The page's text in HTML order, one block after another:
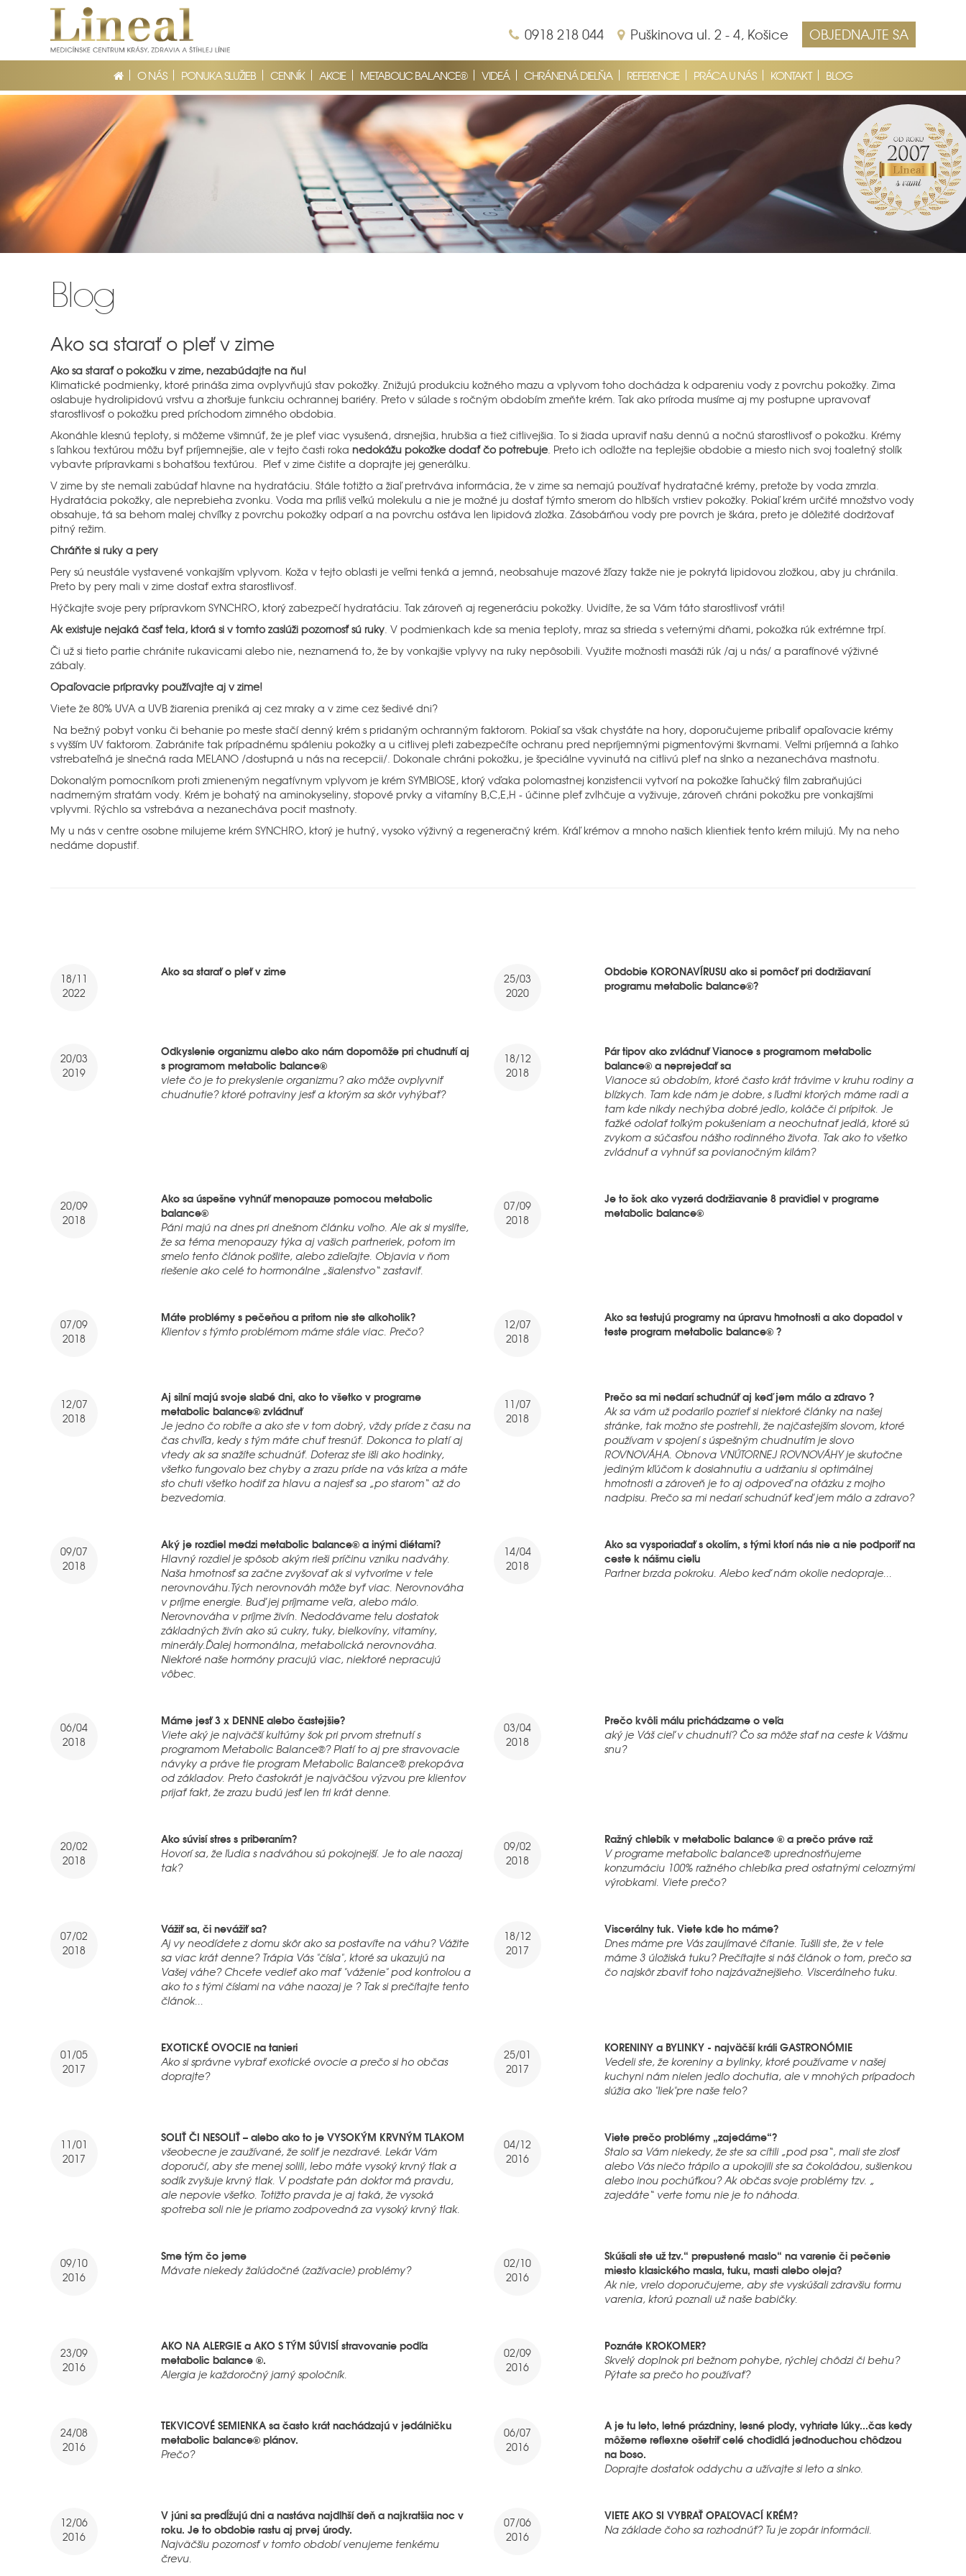
0918 218 044 Puškinova ul. 2 - 4, Košice OBJEDNAJTE SA
O NÁS PONUKA SLUŽIEB CENNÍK AKCIE METABOLIC BALANCE® VIDEÁ CHRÁNENÁ DIELŇA REFERENCIE PRÁCA U NÁS KONTAKT BLOG
Blog
Ako sa starať o pleť v zime
Ako sa starať o pokožku v zime, nezabúdajte na ňu!
Klimatické podmienky, ktoré prináša zima ovplyvňujú stav pokožky. Znižujú produkciu kožného mazu a vplyvom toho dochádza k odpareniu vody z povrchu pokožky. Zima
oslabuje hydrolipidovú vrstvu a zhoršuje funkciu ochrannej bariéry. Preto v súlade s ročným obdobím zmeňte krém. Tak ako príroda musíme aj my postupne upravovať
starostlivosť o pokožku pred príchodom zimného obdobia.
Akonáhle klesnú teploty, si môžeme všimnúť, že je pleť viac vysušená, drsnejšia, hrubšia a tiež citlivejšia. To si žiada upraviť našu dennú a nočnú starostlivosť o pokožku. Krémy
s ľahkou textúrou môžu byť príjemnejšie, ale v tejto časti roka nedokážu pokožke dodať čo potrebuje. Preto ich odložte na teplejšie obdobie a miesto nich svoj toaletný stolík
vybavte prípravkami s bohatšou textúrou. Pleť v zime čistite a doprajte jej generálku.
V zime by ste nemali zabúdať hlavne na hydratáciu. Stále totižto a žiaľ pretrváva informácia, že v zime sa nemajú používať hydratačné krémy, pretože by voda zmrzla.
Hydratácia pokožky, ale neprebieha zvonku. Voda ma príliš veľkú molekulu a nie je možné ju dostať týmto smerom do hlbších vrstiev pokožky. Pokiaľ krém určité množstvo vody
obsahuje, tá sa behom malej chvíľky z povrchu pokožky odparí a na povrchu ostáva len lipidová zložka. Zásobárňou vody pre povrch je škára, preto je dôležité dodržovať
pitný režim.
Chráňte si ruky a pery
Pery sú neustále vystavené vonkajším vplyvom. Koža v tejto oblasti je veľmi tenká a jemná, neobsahuje mazové žľazy takže nie je pokrytá lipidovou zložkou, aby ju chránila.
Preto by pery mali v zime dostať extra starostlivosť.
Hýčkajte svoje pery prípravkom SYNCHRO, ktorý zabezpečí hydratáciu. Tak zároveň aj regeneráciu pokožky. Uvidíte, že sa Vám táto starostlivosť vráti!
Ak existuje nejaká časť tela, ktorá si v tomto zaslúži pozornosť sú ruky. V podmienkach kde sa menia teploty, mraz sa strieda s veternými dňami, pokožka rúk extrémne trpí.
Či už si tieto partie chránite rukavicami alebo nie, neznamená to, že by vonkajšie vplyvy na ruky nepôsobili. Využite možnosti masáži rúk /aj u nás/ a parafínové výživné
zábaly.
Opaľovacie prípravky používajte aj v zime!
Viete že 80% UVA a UVB žiarenia preniká aj cez mraky a v zime cez šedivé dni?
Na bežný pobyt vonku či behanie po meste stačí denný krém s pridaným ochranným faktorom. Pokiaľ sa však chystáte na hory, doporučujeme pribaliť opaľovacie krémy
s vyšším UV faktorom. Zabránite tak prípadnému spáleniu pokožky a u citlivej pleti zabezpečíte ochranu pred nepríjemnými pigmentovými škvrnami. Veľmi príjemná a ľahko
vstrebateľná je slnečná rada MELANO /dostupná u nás na recepcii/. Dokonale chráni pokožku, je špeciálne vyvinutá na citlivú pleť na slnko a nezanecháva mastnotu.
Dokonalým pomocníkom proti zmieneným negatívnym vplyvom je krém SYMBIOSE, ktorý vďaka polomastnej konzistencii vytvorí na pokožke ľahučký film zabraňujúci
nadmerným stratám vody. Krém je bohatý na aminokyseliny, stopové prvky a vitamíny B,C,E,H - účinne pleť zvlhčuje a vyživuje, zároveň chráni pokožku pre vonkajšími
vplyvmi. Rýchlo sa vstrebáva a nezanecháva pocit mastnoty.
My u nás v centre osobne milujeme krém SYNCHRO, ktorý je hutný, vysoko výživný a regeneračný krém. Kráľ krémov a mnoho našich klientiek tento krém milujú. My na neho
nedáme dopustiť.
18/11
2022
Ako sa starať o pleť v zime
25/03
2020
Obdobie KORONAVÍRUSU ako si pomôcť pri dodržiavaní
programu metabolic balance®?
20/03
2019
Odkyslenie organizmu alebo ako nám dopomôže pri chudnutí aj
s programom metabolic balance®
viete čo je to prekyslenie organizmu? ako môže ovplyvniť
chudnutie? ktoré potraviny jesť a ktorým sa skôr vyhýbať?
18/12
2018
Pár tipov ako zvládnuť Vianoce s programom metabolic
balance® a neprejedať sa
Vianoce sú obdobím, ktoré často krát trávime v kruhu rodiny a
blízkych. Tam kde nám je dobre, s ľuďmi ktorých máme radi a
tam kde nikdy nechýba dobré jedlo, koláče či prípitok. Je
ťažké odolať toľkým pokušeniam a neochutnať jedlá, ktoré sú
zvykom a súčasťou nášho rodinného života. Tak ako to všetko
zvládnuť a vyhnúť sa povianočným kilám?
20/09
2018
Ako sa úspešne vyhnúť menopauze pomocou metabolic
balance®
Páni majú na dnes pri dnešnom článku voľno. Ale ak si myslíte,
že sa téma menopauzy týka aj vašich partneriek, potom im
smelo tento článok pošlite, alebo zdieľajte. Objavia v ňom
riešenie ako celé to hormonálne „šialenstvo“ zastaviť.
07/09
2018
Je to šok ako vyzerá dodržiavanie 8 pravidiel v programe
metabolic balance®
07/09
2018
Máte problémy s pečeňou a pritom nie ste alkoholik?
Klientov s týmto problémom máme stále viac. Prečo?
12/07
2018
Ako sa testujú programy na úpravu hmotnosti a ako dopadol v
teste program metabolic balance® ?
12/07
2018
Aj silní majú svoje slabé dni, ako to všetko v programe
metabolic balance® zvládnuť
Je jedno čo robíte a ako ste v tom dobrý, vždy príde z času na
čas chvíľa, kedy s tým máte chuť tresnúť. Dokonca to platí aj
vtedy ak sa snažíte schudnúť. Doteraz ste išli ako hodinky,
všetko fungovalo bez chyby a zrazu príde na vás kríza a máte
sto chuti všetko hodiť za hlavu a najesť sa „po starom“ až do
bezvedomia.
11/07
2018
Prečo sa mi nedarí schudnúť aj keď jem málo a zdravo ?
Ak sa vám už podarilo pozrieť si niektoré články na našej
stránke, tak možno ste postrehli, že najčastejším slovom, ktoré
používam v spojení s úspešným chudnutím je slovo
ROVNOVÁHA. Obnova VNÚTORNEJ ROVNOVÁHY je skutočne
jediným kľúčom k dosiahnutiu a udržaniu si optimálnej
hmotnosti a zároveň je to aj odpoveď na otázku z mojho
nadpisu. Prečo sa mi nedarí schudnúť keď jem málo a zdravo?
09/07
2018
Aký je rozdiel medzi metabolic balance® a inými diétami?
Hlavný rozdiel je spôsob akým rieši príčinu vzniku nadváhy.
Naša hmotnosť sa začne zvyšovať ak si vytvoríme v tele
nerovnováhu.Tých nerovnováh môže byť viac. Nerovnováha
v príjme energie. Buď jej príjmame veľa, alebo málo.
Nerovnováha v príjme živín. Nedodávame telu dostatok
základných živín ako sú cukry, tuky, bielkovíny, vitamíny,
minerály.Ďalej hormonálna, metabolická nerovnováha.
Niektoré naše hormóny pracujú viac, niektoré nepracujú
vôbec.
14/04
2018
Ako sa vysporiadať s okolím, s tými ktorí nás nie a nie podporiť na
ceste k nášmu cieľu
Partner brzda pokroku. Alebo keď nám okolie nedopraje...
06/04
2018
Máme jesť 3 x DENNE alebo častejšie?
Viete aký je najväčší kultúrny šok pri prvom stretnutí s
programom Metabolic Balance®? Platí to aj pre stravovacie
návyky a práve tie program Metabolic Balance® prekopáva
od základov. Preto častokrát je najväčšou výzvou pre klientov
prijať fakt, že zrazu budú jesť len tri krát denne.
03/04
2018
Prečo kvôli málu prichádzame o veľa
aký je Váš cieľ v chudnutí? Čo sa môže stať na ceste k Vášmu
snu?
20/02
2018
Ako súvisí stres s priberaním?
Hovorí sa, že ľudia s nadváhou sú pokojnejší. Je to ale naozaj
tak?
09/02
2018
Ražný chlebík v metabolic balance ® a prečo práve raž
V programe metabolic balance® uprednostňujeme
konzumáciu 100% ražného chlebíka pred ostatnými celozrnými
výrobkami. Viete prečo?
07/02
2018
Vážiť sa, či nevážiť sa?
Aj vy neodídete z domu skôr ako sa postavíte na váhu? Vážite
sa viac krát denne? Trápia Vás "čísla", ktoré sa ukazujú na
Vašej váhe? Chcete vedieť ako mať "váženie" pod kontrolou a
ako to s tými číslami na váhe naozaj je ? Tak si prečítajte tento
článok...
18/12
2017
Viscerálny tuk. Viete kde ho máme?
Dnes máme pre Vás zaujímavé čítanie. Tušili ste, že v tele
máme 3 úložiská tuku? Prečítajte si náš článok o tom, prečo sa
čo najskôr zbaviť toho najzávažnejšieho. Viscerálneho tuku.
01/05
2017
EXOTICKÉ OVOCIE na tanieri
Ako si správne vybrať exotické ovocie a prečo si ho občas
doprajte?
25/01
2017
KORENINY a BYLINKY - najväčší králi GASTRONÓMIE
Vedeli ste, že koreniny a bylinky, ktoré používame v našej
kuchyni nám nielen jedlo dochutia, ale v mnohých prípadoch
slúžia ako "liek"pre naše telo?
11/01
2017
SOLIŤ ČI NESOLIŤ – alebo ako to je VYSOKÝM KRVNÝM TLAKOM
všeobecne je zaužívané, že soliť je nezdravé. Lekár Vám
doporučí, aby ste menej solili, lebo máte vysoký krvný tlak a
sodík zvyšuje krvný tlak. V podstate pán doktor má pravdu,
ale nepovie všetko. Totižto pravda je aj taká, že vysoká
spotreba soli nie je priamo zodpovedná za vysoký krvný tlak.
04/12
2016
Viete prečo problémy „zajedáme“?
Stalo sa Vám niekedy, že ste sa cítili „pod psa“, mali ste zlosť
alebo Vás niečo trápilo a upokojili ste sa čokoládou, sušienkou
alebo inou pochúťkou? Ak občas svoje problémy tzv. „
zajedáte“ verte tomu nie je to náhoda.
09/10
2016
Sme tým čo jeme
Mávate niekedy žalúdočné (zažívacie) problémy?
02/10
2016
Skúšali ste už tzv.“ prepustené maslo“ na varenie či pečenie
miesto klasického masla, tuku, masti alebo oleja?
Ak nie, vrelo doporučujeme, aby ste vyskúšali zdravšiu formu
varenia, ktorú poznali už naše babičky.
23/09
2016
AKO NA ALERGIE a AKO S TÝM SÚVISÍ stravovanie podľa
metabolic balance ®.
Alergia je každoročný jarný spoločník.
02/09
2016
Poznáte KROKOMER?
Skvelý doplnok pri bežnom pohybe, rýchlej chôdzi či behu?
Pýtate sa prečo ho používať?
24/08
2016
TEKVICOVÉ SEMIENKA sa často krát nachádzajú v jedálničku
metabolic balance® plánov.
Prečo?
06/07
2016
A je tu leto, letné prázdniny, lesné plody, vyhriate lúky...čas kedy
môžeme reflexne ošetriť celé chodidlá jednoduchou chôdzou
na boso.
Doprajte dostatok oddychu a užívajte si leto a slnko.
12/06
2016
V júni sa predĺžujú dni a nastáva najdlhší deň a najkratšia noc v
roku. Je to obdobie rastu aj prvej úrody.
Najväčšiu pozornosť v tomto období venujeme tenkému
črevu.
07/06
2016
VIETE AKO SI VYBRAŤ OPAĽOVACÍ KRÉM?
Na základe čoho sa rozhodnúť? Tu je zopár informácii.